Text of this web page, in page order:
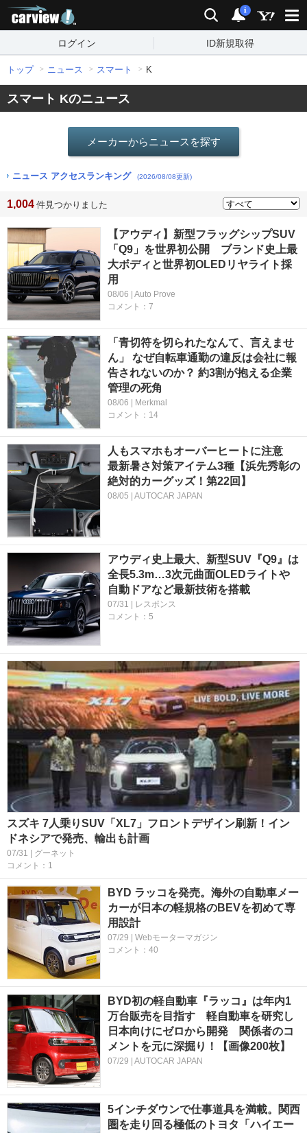
検索 通知
i
ログイン ID新規取得
トップ ニュース スマート K
スマート Kのニュース
メーカーからニュースを探す
ニュース アクセスランキング (2026/08/08更新)
1,004 件見つかりました
【アウディ】新型フラッグシップSUV
「Q9」を世界初公開 ブランド史上最
大ボディと世界初OLEDリヤライト採
用
08/06 | Auto Prove
コメント：7
「青切符を切られたなんて、言えませ
ん」 なぜ自転車通勤の違反は会社に報
告されないのか？ 約3割が抱える企業
管理の死角
08/06 | Merkmal
コメント：14
人もスマホもオーバーヒートに注意
最新暑さ対策アイテム3種【浜先秀彰の
絶対的カーグッズ！第22回】
08/05 | AUTOCAR JAPAN
アウディ史上最大、新型SUV『Q9』は
全長5.3m…3次元曲面OLEDライトや
自動ドアなど最新技術を搭載
07/31 | レスポンス
コメント：5
スズキ 7人乗りSUV「XL7」フロントデザイン刷新！イン
ドネシアで発売、輸出も計画
07/31 | グーネット
コメント：1
BYD ラッコを発売。海外の自動車メー
カーが日本の軽規格のBEVを初めて専
用設計
07/29 | Webモーターマガジン
コメント：40
BYD初の軽自動車『ラッコ』は年内1
万台販売を目指す 軽自動車を研究し
日本向けにゼロから開発 関係者のコ
メントを元に深掘り！【画像200枚】
07/29 | AUTOCAR JAPAN
5インチダウンで仕事道具を満載。関西
圏を走り回る極低のトヨタ「ハイエー